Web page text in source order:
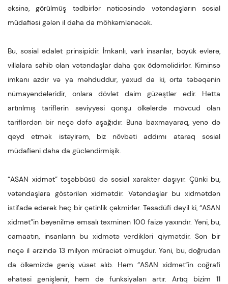
əksinə, görülmüş tədbirlər nəticəsində vətəndaşların sosial
müdafiəsi gələn il daha da möhkəmlənəcək.
Bu, sosial ədalət prinsipidir. İmkanlı, varlı insanlar, böyük evlərə,
villalara sahib olan vətəndaşlar daha çox ödəməlidirlər. Kiminsə
imkanı azdır və ya məhduddur, yaxud da ki, orta təbəqənin
nümayəndələridir, onlara dövlət daim güzəştlər edir. Hətta
artırılmış tariflərin səviyyəsi qonşu ölkələrdə mövcud olan
tariflərdən bir neçə dəfə aşağıdır. Buna baxmayaraq, yenə də
qeyd etmək istəyirəm, biz növbəti addımı ataraq sosial
müdafiəni daha da gücləndirmişik.
“ASAN xidmət” təşəbbüsü də sosial xarakter daşıyır. Çünki bu,
vətəndaşlara göstərilən xidmətdir. Vətəndaşlar bu xidmətdən
istifadə edərək heç bir çətinlik çəkmirlər. Təsadüfi deyil ki, “ASAN
xidmət”in bəyənilmə əmsalı təxminən 100 faizə yaxındır. Yəni, bu,
camaatın, insanların bu xidmətə verdikləri qiymətdir. Son bir
neçə il ərzində 13 milyon müraciət olmuşdur. Yəni, bu, doğrudan
da ölkəmizdə geniş vüsət alıb. Həm “ASAN xidmət”in coğrafi
əhatəsi genişlənir, həm də funksiyaları artır. Artıq bizim 11